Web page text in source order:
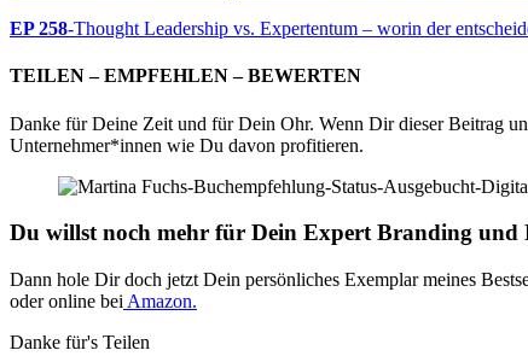
EP 258-Thought Leadership vs. Expertentum – worin der
TEILEN – EMPFEHLEN – BEWERTEN
Danke für Deine Zeit und für Dein Ohr. Wenn Dir dieser Beitrag
Unternehmer*innen wie Du davon profitieren.
Du willst noch mehr für Dein Expert Branding und
Dann hole Dir doch jetzt Dein persönliches Exemplar meines
oder online bei Amazon.
Danke für's Teilen